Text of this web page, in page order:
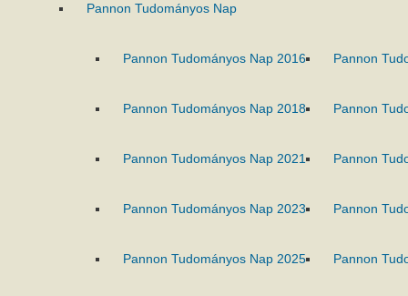
Pannon Tudományos Nap
Pannon Tudományos Nap 2016 Pannon
Pannon Tudományos Nap 2018 Pannon
Pannon Tudományos Nap 2021 Pannon
Pannon Tudományos Nap 2023 Pannon
Pannon Tudományos Nap 2025 Pannon